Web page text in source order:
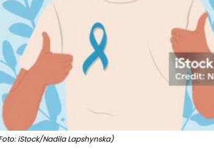
iStock/Nadila Lapshynska)